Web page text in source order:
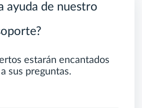
ayuda de nuestro
estarán encantados
sus preguntas.